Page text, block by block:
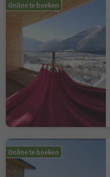
Online te boeken
Online te boeken